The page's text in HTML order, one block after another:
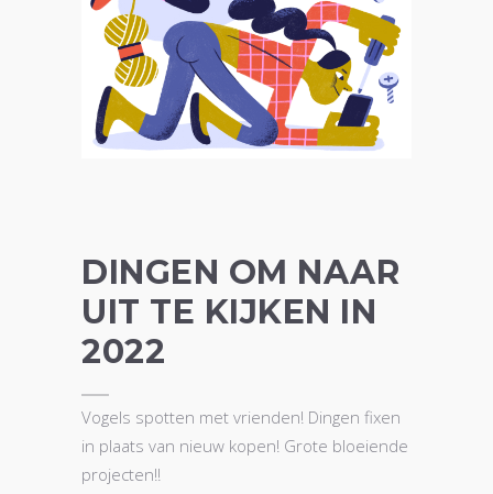
DINGEN OM NAAR
UIT TE KIJKEN IN
2022
Vogels spotten met vrienden! Dingen fixen
in plaats van nieuw kopen! Grote bloeiende
projecten!!